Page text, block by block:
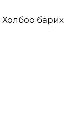
Холбоо барих